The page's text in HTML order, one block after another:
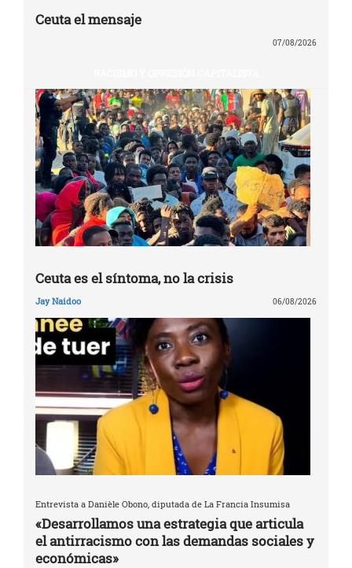
Ceuta el mensaje
07/08/2026
Ceuta es el síntoma, no la crisis
Jay Naidoo 06/08/2026
Entrevista a Danièle Obono, diputada de La Francia Insumisa
«Desarrollamos una estrategia que articula
el antirracismo con las demandas sociales y
económicas»